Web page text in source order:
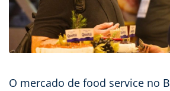
O mercado de food service no